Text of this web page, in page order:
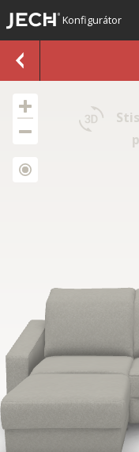
Konfigurátor